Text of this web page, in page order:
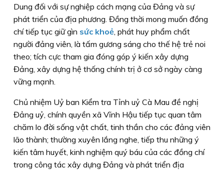
Dung đối với sự nghiệp cách mạng của Đảng và sự
phát triển của địa phương. Đồng thời mong muốn đồng
chí tiếp tục giữ gìn sức khoẻ , phát huy phẩm chất
người đảng viên, là tấm gương sáng cho thế hệ trẻ noi
theo; tích cực tham gia đóng góp ý kiến xây dựng
Đảng, xây dựng hệ thống chính trị ở cơ sở ngày càng
vững mạnh.
Chủ nhiệm Uỷ ban Kiểm tra Tỉnh uỷ Cà Mau đề nghị
Đảng uỷ, chính quyền xã Vĩnh Hậu tiếp tục quan tâm
chăm lo đời sống vật chất, tinh thần cho các đảng viên
lão thành; thường xuyên lắng nghe, tiếp thu những ý
kiến tâm huyết, kinh nghiệm quý báu của các đồng chí
trong công tác xây dựng Đảng và phát triển địa